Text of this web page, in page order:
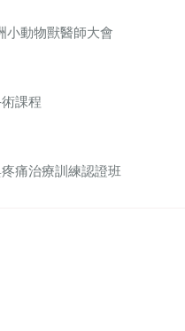
小動物獸醫師大會
課程
痛治療訓練認證班